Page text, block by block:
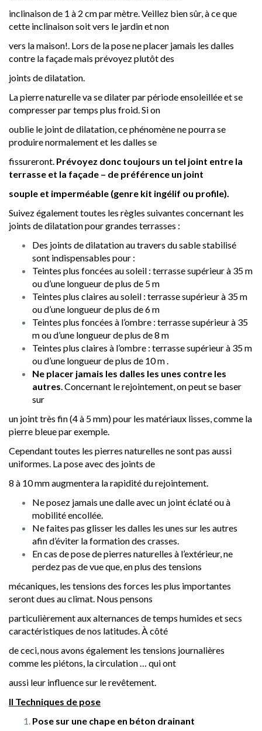
inclinaison de 1 à 2 cm par mètre. Veillez bien sûr, à ce que
cette inclinaison soit vers le jardin et non
vers la maison!. Lors de la pose ne placer jamais les dalles
contre la façade mais prévoyez plutôt des
joints de dilatation.
La pierre naturelle va se dilater par période ensoleillée et se
compresser par temps plus froid. Si on
oublie le joint de dilatation, ce phénomène ne pourra se
produire normalement et les dalles se
fissureront. Prévoyez donc toujours un tel joint entre la
terrasse et la façade – de préférence un joint
souple et imperméable (genre kit ingélif ou profile).
Suivez également toutes les règles suivantes concernant les
joints de dilatation pour grandes terrasses :
Des joints de dilatation au travers du sable stabilisé
sont indispensables pour :
Teintes plus foncées au soleil : terrasse supérieur à 35 m
ou d’une longueur de plus de 5 m
Teintes plus claires au soleil : terrasse supérieur à 35 m
ou d’une longueur de plus de 6 m
Teintes plus foncées à l’ombre : terrasse supérieur à 35
m ou d’une longueur de plus de 8 m
Teintes plus claires à l’ombre : terrasse supérieur à 35 m
ou d’une longueur de plus de 10 m .
Ne placer jamais les dalles les unes contre les
autres. Concernant le rejointement, on peut se baser
sur
un joint très fin (4 à 5 mm) pour les matériaux lisses, comme la
pierre bleue par exemple.
Cependant toutes les pierres naturelles ne sont pas aussi
uniformes. La pose avec des joints de
8 à 10 mm augmentera la rapidité du rejointement.
Ne posez jamais une dalle avec un joint éclaté ou à
mobilité encollée.
Ne faites pas glisser les dalles les unes sur les autres
afin d’éviter la formation des crasses.
En cas de pose de pierres naturelles à l’extérieur, ne
perdez pas de vue que, en plus des tensions
mécaniques, les tensions des forces les plus importantes
seront dues au climat. Nous pensons
particulièrement aux alternances de temps humides et secs
caractéristiques de nos latitudes. À côté
de ceci, nous avons également les tensions journalières
comme les piétons, la circulation … qui ont
aussi leur influence sur le revêtement.
II Techniques de pose
Pose sur une chape en béton drainant